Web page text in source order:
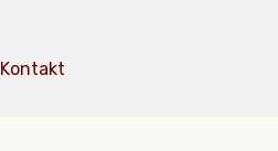
Kontakt